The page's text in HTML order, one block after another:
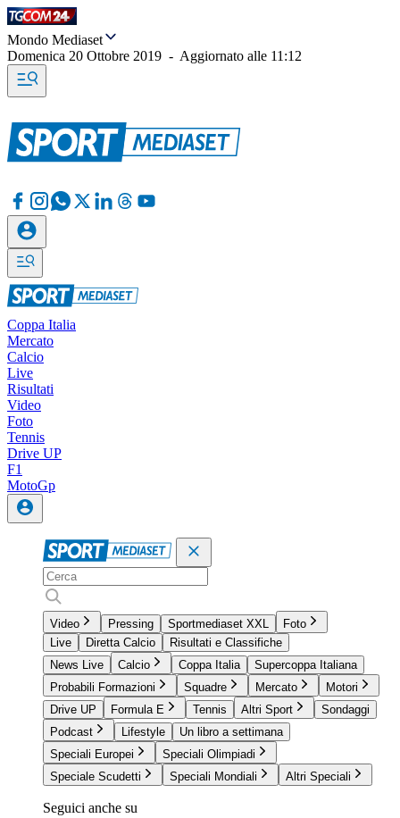
Mondo Mediaset
Domenica 20 Ottobre 2019 - Aggiornato alle 11:12
Coppa Italia
Mercato
Calcio
Live
Risultati
Video
Foto
Tennis
Drive UP
F1
MotoGp
Video Pressing Sportmediaset XXL
Foto
Live
Diretta Calcio
Risultati e Classifiche
News Live
Calcio Coppa Italia
Supercoppa Italiana
Probabili Formazioni
Squadre Mercato
Motori
Drive UP
Formula E Tennis Altri Sport
Sondaggi
Podcast
Lifestyle
Un libro a settimana
Speciali Europei
Speciali Olimpiadi
Speciale Scudetti
Speciali Mondiali Altri Speciali
Seguici anche su